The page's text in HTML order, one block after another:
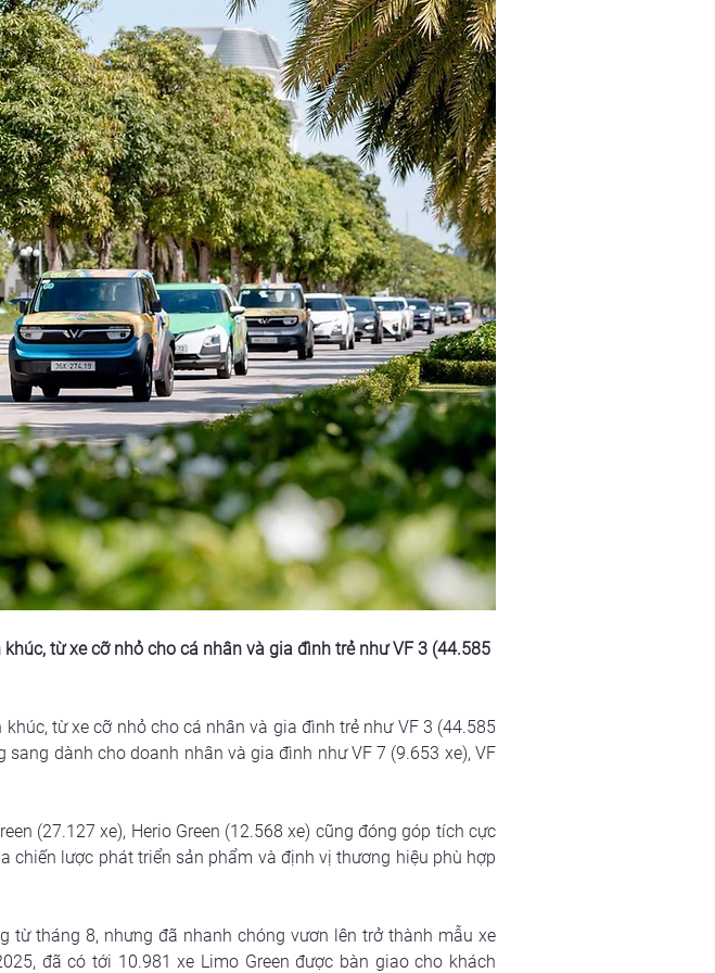
từ xe cỡ nhỏ cho cá nhân và gia đình trẻ như VF 3 (44.585
từ xe cỡ nhỏ cho cá nhân và gia đình trẻ như VF 3 (44.585
sang dành cho doanh nhân và gia đình như VF 7 (9.653 xe), VF
(27.127 xe), Herio Green (12.568 xe) cũng đóng góp tích cực
lược phát triển sản phẩm và định vị thương hiệu phù hợp
tháng 8, nhưng đã nhanh chóng vươn lên trở thành mẫu xe
đã có tới 10.981 xe Limo Green được bàn giao cho khách